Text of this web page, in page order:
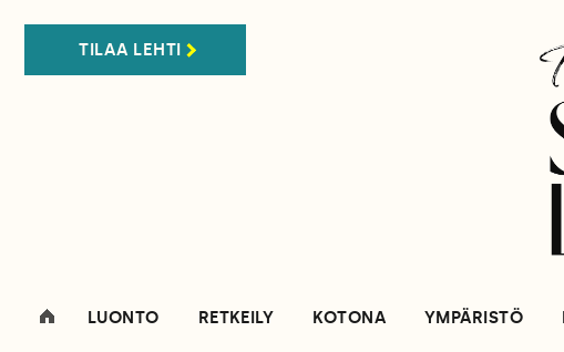
TILAA LEHTI
LUONTO RETKEILY KOTONA YMPÄRISTÖ